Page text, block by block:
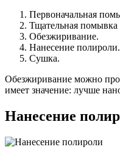
Первоначальная
Тщательная помывка
Обезжиривание.
Нанесение полироли.
Сушка.
Обезжиривание можно
имеет значение: лучше
Нанесение